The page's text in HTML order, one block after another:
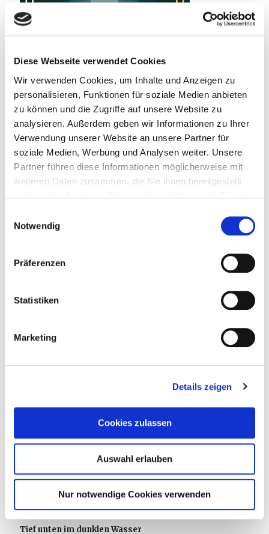
Diese Webseite verwendet Cookies
Wir verwenden Cookies, um Inhalte und Anzeigen zu
personalisieren, Funktionen für soziale Medien anbieten
zu können und die Zugriffe auf unsere Website zu
analysieren. Außerdem geben wir Informationen zu Ihrer
Verwendung unserer Website an unsere Partner für
soziale Medien, Werbung und Analysen weiter. Unsere
Partner führen diese Informationen möglicherweise mit
weiteren Daten zusammen, die Sie ihnen bereitgestellt
Notwendig
Präferenzen
Statistiken
Marketing
Details zeigen
Cookies zulassen
Auswahl erlauben
Nur notwendige Cookies verwenden
22. Juli 2026
Spielplatz der toten Kinder
Tief unten im dunklen Wasser